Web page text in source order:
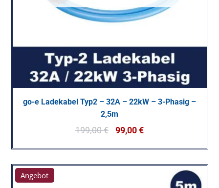
go-e Ladekabel Typ2 – 32A – 22kW – 3-Phasig –
2,5m
199,00€ 99,00€
Angebot